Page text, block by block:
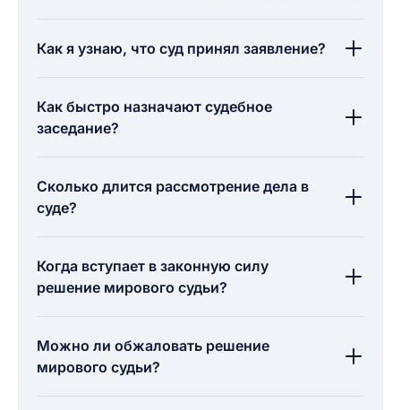
Как я узнаю, что суд принял заявление?
Как быстро назначают судебное
заседание?
Сколько длится рассмотрение дела в
суде?
Когда вступает в законную силу
решение мирового судьи?
Можно ли обжаловать решение
мирового судьи?